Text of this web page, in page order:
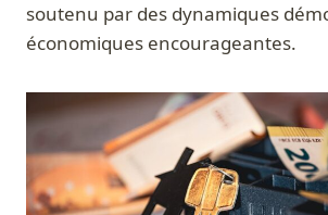
soutenu par des dynamiques
économiques encourageantes.